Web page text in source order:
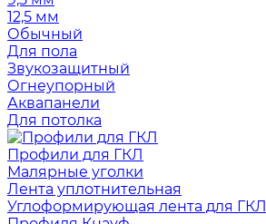
12,5 мм
Обычный
Для пола
Звукозащитный
Огнеупорный
Аквапанели
Для потолка
Профили для ГКЛ
Малярные уголки
Лента уплотнительная
Углоформирующая лента для ГКЛ